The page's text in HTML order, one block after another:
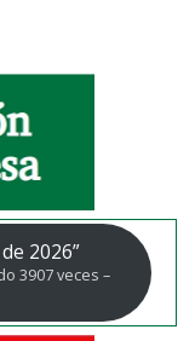
2026”
3907 veces –